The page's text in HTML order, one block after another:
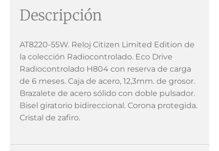
Descripción
AT8220-55W. Reloj Citizen Limited Edition de
la colección Radiocontrolado. Eco Drive
Radiocontrolado H804 con reserva de carga
de 6 meses. Caja de acero, 12,3mm. de grosor.
Brazalete de acero sólido con doble pulsador.
Bisel giratorio bidireccional. Corona protegida.
Cristal de zafiro.